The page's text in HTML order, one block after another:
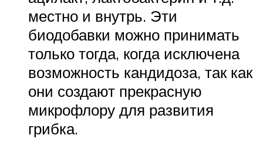
местно и внутрь. Эти
биодобавки можно принимать
только тогда, когда исключена
возможность кандидоза, так как
они создают прекрасную
микрофлору для развития
грибка.